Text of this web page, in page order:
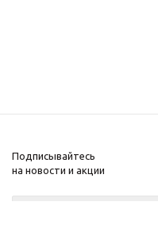
Подписывайтесь
на новости и акции